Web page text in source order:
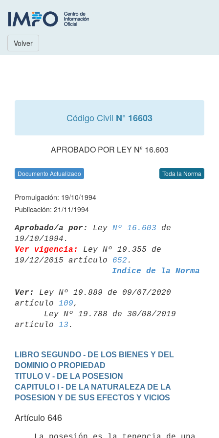
Volver
Código Civil N° 16603
APROBADO POR LEY Nº 16.603
Documento Actualizado Toda la Norma
Promulgación: 19/10/1994
Publicación: 21/11/1994
Aprobado/a por: Ley Nº 16.603 de
Ver vigencia:
Ley Nº 19.355 de
19/12/2015 artículo 652
Indice de la Norma
Ver:
Ley Nº 19.889 de 09/07/2020
artículo 109,
artículo 13
LIBRO SEGUNDO - DE LOS BIENES Y DEL
DOMINIO O PROPIEDAD
TITULO V - DE LA POSESION
CAPITULO I - DE LA NATURALEZA DE LA
POSESION Y DE SUS EFECTOS Y VICIOS
Artículo 646